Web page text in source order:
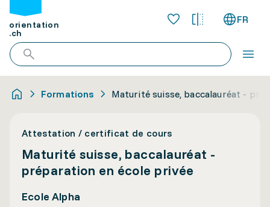
orientation
.ch
FR
Formations Maturité suisse, baccalauréat -
Attestation / certificat de cours
Maturité suisse, baccalauréat -
préparation en école privée
Ecole Alpha